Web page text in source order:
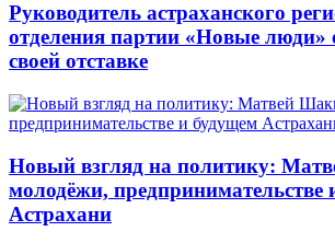
Руководитель астраханского
отделения партии «Новые люди»
своей отставке
Новый взгляд на политику:
молодёжи, предпринимательстве
Астрахани